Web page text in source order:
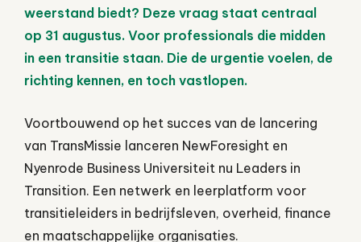
weerstand biedt? Deze vraag staat centraal
op 31 augustus. Voor professionals die midden
in een transitie staan. Die de urgentie voelen, de
richting kennen, en toch vastlopen.
Voortbouwend op het succes van de lancering
van TransMissie lanceren NewForesight en
Nyenrode Business Universiteit nu Leaders in
Transition. Een netwerk en leerplatform voor
transitieleiders in bedrijfsleven, overheid, finance
en maatschappelijke organisaties.